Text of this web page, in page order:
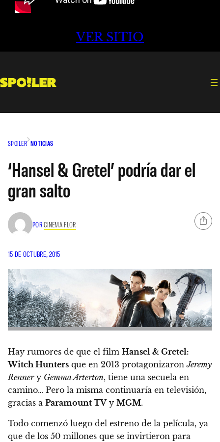
VER SITIO
SPOILER NOTICIAS
‘Hansel & Gretel’ podría dar el
gran salto
PORCINEMA FLOR
15 DE OCTUBRE, 2015
Hay rumores de que el film Hansel & Gretel:
Witch Hunters que en 2013 protagonizaronJeremy
Rennery Gemma Arterton, tiene una secuela en
camino… Pero la misma continuaría en televisión,
gracias a Paramount TVy MGM.
Todo comenzó luego del estreno de la película, ya
que de los 50 millones que se invirtieron para